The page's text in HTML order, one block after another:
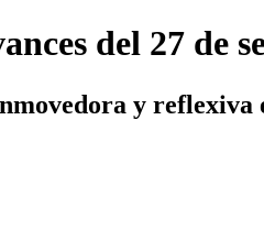
del 27 de
y